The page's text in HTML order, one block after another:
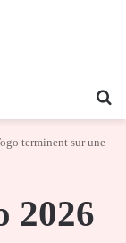
terminent sur une
2026